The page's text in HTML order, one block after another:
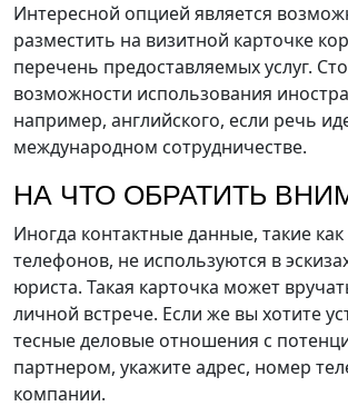
Интересной опцией является
разместить на визитной карточке
перечень предоставляемых услуг.
возможности использования
например, английского, если речь
международном сотрудничестве.
НА ЧТО ОБРАТИТЬ
Иногда контактные данные, такие
телефонов, не используются в
юриста. Такая карточка может
личной встрече. Если же вы хотите
тесные деловые отношения с
партнером, укажите адрес, номер
компании.